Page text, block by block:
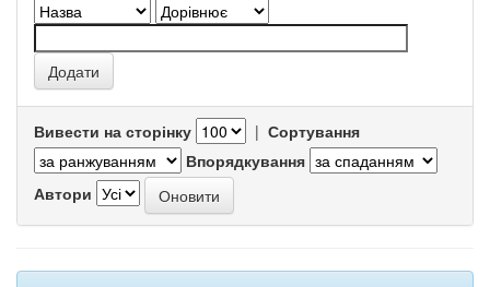
Вивести на сторінку | Сортування
Впорядкування
Автори